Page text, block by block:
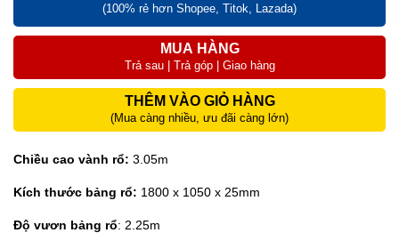
(100% rẻ hơn Shopee, Titok, Lazada)
MUA HÀNG
Trả sau | Trả góp | Giao hàng
THÊM VÀO GIỎ HÀNG
(Mua càng nhiều, ưu đãi càng lớn)
Chiều cao vành rổ: 3.05m
Kích thước bảng rổ: 1800 x 1050 x 25mm
Độ vươn bảng rổ: 2.25m